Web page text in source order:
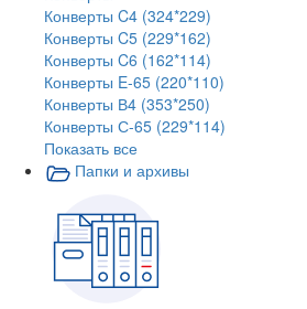
Конверты C4 (324*229)
Конверты C5 (229*162)
Конверты C6 (162*114)
Конверты E-65 (220*110)
Конверты В4 (353*250)
Конверты С-65 (229*114)
Показать все
Папки и архивы